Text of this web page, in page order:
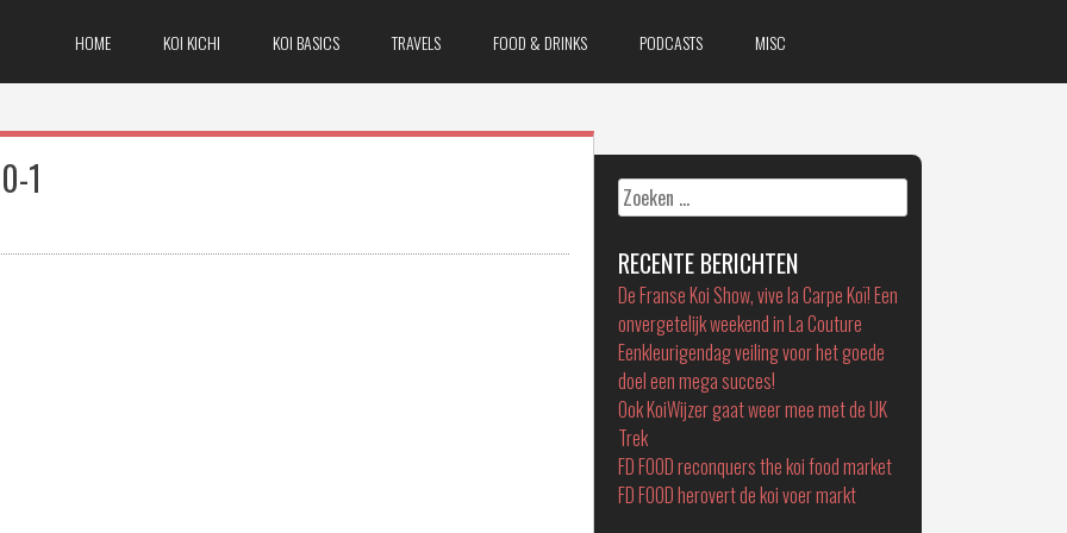
HOME KOI KICHI KOI BASICS TRAVELS FOOD & DRINKS PODCASTS MISC
1
Zoeken
naar:
RECENTE BERICHTEN
De Franse Koi Show, vive la Carpe Koï! Een
onvergetelijk weekend in La Couture
Eenkleurigendag veiling voor het goede
doel een mega succes!
Ook KoiWijzer gaat weer mee met de UK
Trek
FD FOOD reconquers the koi food market
FD FOOD herovert de koi voer markt